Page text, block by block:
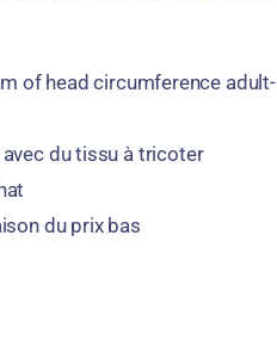
of head circumference adult-
du tissu à tricoter
du prix bas